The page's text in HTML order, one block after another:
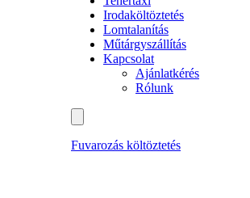
Irodaköltöztetés
Lomtalanítás
Műtárgyszállítás
Kapcsolat
Ajánlatkérés
Rólunk
Fuvarozás költöztetés